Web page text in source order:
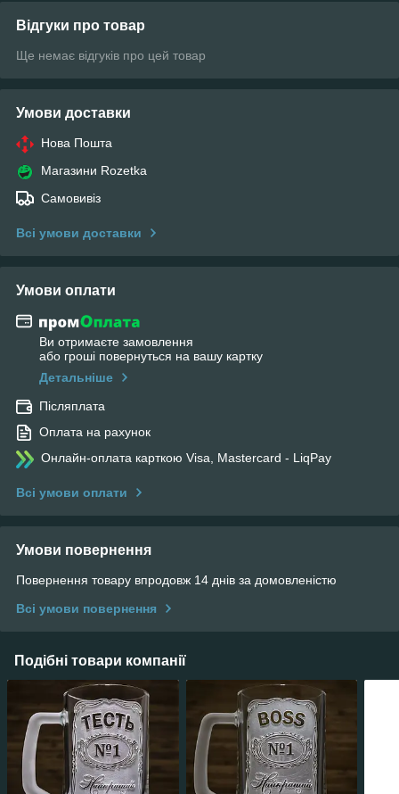
Відгуки про товар
Ще немає відгуків про цей товар
Умови доставки
Нова Пошта
Магазини Rozetka
Самовивіз
Всі умови доставки
Умови оплати
Ви отримаєте замовлення
або гроші повернуться на вашу картку
Детальніше
Післяплата
Оплата на рахунок
Онлайн-оплата карткою Visa, Mastercard - LiqPay
Всі умови оплати
Умови повернення
Повернення товару впродовж 14 днів за домовленістю
Всі умови повернення
Подібні товари компанії